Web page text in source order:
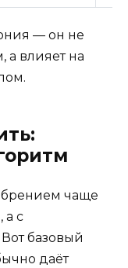
— он не
а влияет на
чаще
а с
базовый
даёт